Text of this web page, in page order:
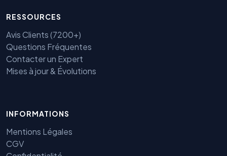
RESSOURCES
Avis Clients (7200+)
Questions Fréquentes
Contacter un Expert
Mises à jour & Évolutions
INFORMATIONS
Mentions Légales
CGV